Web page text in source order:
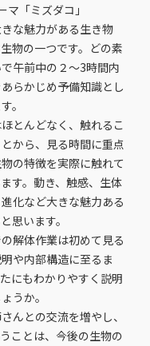
「ミズダコ」
な魅力がある生き物
物の一つです。どの素
午前中の２～3時間内
らかじめ予備知識とし
。
とんどなく、触れるこ
から、見る時間に重点
の特徴を実際に触れて
す。動き、触感、生体
化など大きな魅力ある
思います。
解体作業は初めて見る
や内部構造に至るま
にもわかりやすく説明
うか。
んとの交流を増やし、
ことは、今後の生物の